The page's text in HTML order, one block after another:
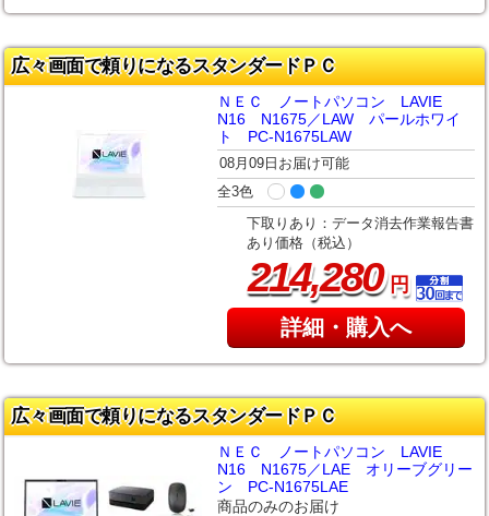
広々画面で頼りになるスタンダードＰＣ
ＮＥＣ ノートパソコン LAVIE
N16 N1675／LAW パールホワイ
ト PC-N1675LAW
08月09日お届け可能
全3色
下取りあり：データ消去作業報告書
あり価格（税込）
214,280円
詳細・購入へ
広々画面で頼りになるスタンダードＰＣ
ＮＥＣ ノートパソコン LAVIE
N16 N1675／LAE オリーブグリー
ン PC-N1675LAE
商品のみのお届け